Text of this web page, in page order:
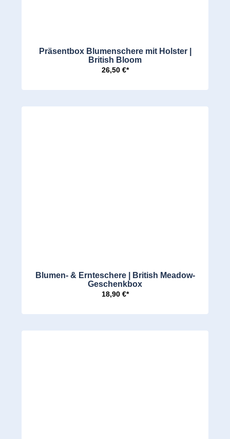
Präsentbox Blumenschere mit Holster |
British Bloom
26,50 €*
Blumen- & Ernteschere | British Meadow-
Geschenkbox
18,90 €*